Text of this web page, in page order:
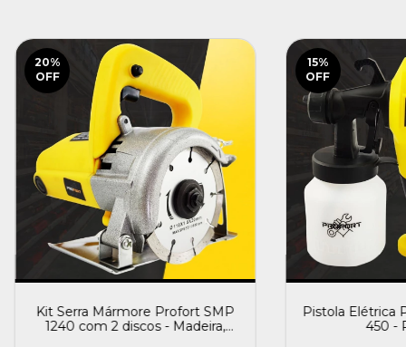
20%
OFF
Kit Serra Mármore Profort SMP
1240 com 2 discos - Madeira,
15%
OFF
Pistola Elétrica
450 -